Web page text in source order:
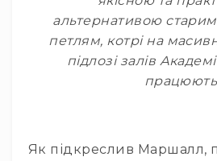
караоке
Для
запису
через
Діктофони
альтернативою
петлям, котрі на
підлозі залів
працюють
Як підкреслив Маршалл,